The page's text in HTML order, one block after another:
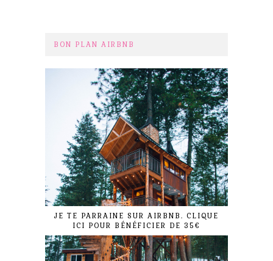
BON PLAN AIRBNB
JE TE PARRAINE SUR AIRBNB. CLIQUE
ICI POUR BÉNÉFICIER DE 35€